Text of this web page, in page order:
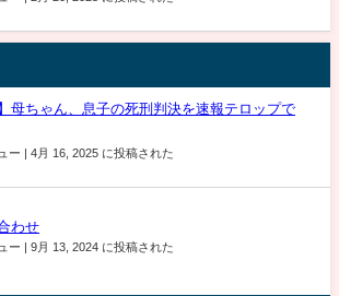
】母ちゃん、息子の死刑判決を速報テロップで
ー | 4月 16, 2025 に投稿された
わせ
ー | 9月 13, 2024 に投稿された